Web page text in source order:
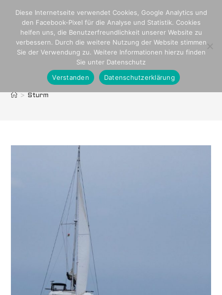
springen
Sturm
> Sturm
Diese Internetseite verwendet Cookies, Google Analytics und
den Facebook-Pixel für die Analyse und Statistik. Cookies
helfen uns, die Benutzerfreundlichkeit unserer Website zu
verbessern. Durch die weitere Nutzung der Website stimmen
Sie der Verwendung zu. Weitere Informationen hierzu finden
Sie unter Datenschutz
Verstanden
Datenschutzerklärung